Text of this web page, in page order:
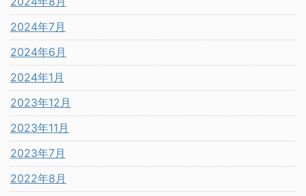
2024年7月
2024年6月
2024年1月
2023年12月
2023年11月
2023年7月
2022年8月